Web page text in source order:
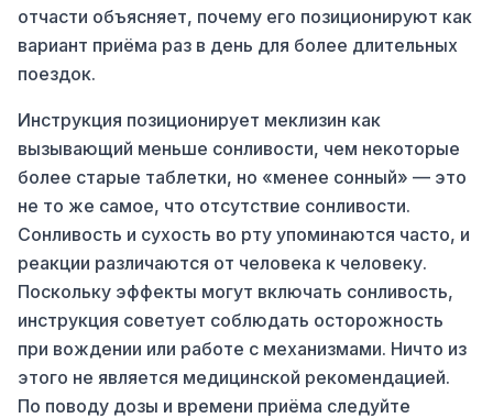
отчасти объясняет, почему его позиционируют как
вариант приёма раз в день для более длительных
поездок.
Инструкция позиционирует меклизин как
вызывающий меньше сонливости, чем некоторые
более старые таблетки, но «менее сонный» — это
не то же самое, что отсутствие сонливости.
Сонливость и сухость во рту упоминаются часто, и
реакции различаются от человека к человеку.
Поскольку эффекты могут включать сонливость,
инструкция советует соблюдать осторожность
при вождении или работе с механизмами. Ничто из
этого не является медицинской рекомендацией.
По поводу дозы и времени приёма следуйте